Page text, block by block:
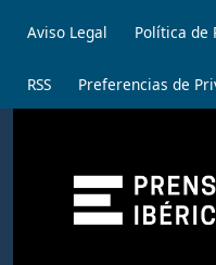
Aviso Legal Política de
RSS Preferencias de